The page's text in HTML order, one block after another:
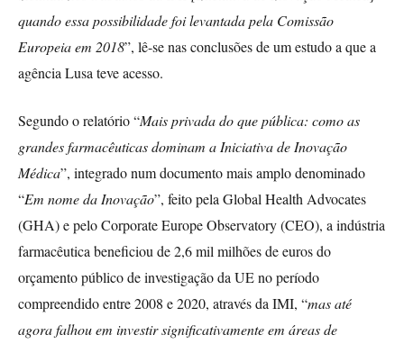
quando essa possibilidade foi levantada pela Comissão
Europeia em 2018”, lê-se nas conclusões de um estudo a que a
agência Lusa teve acesso.
Segundo o relatório “Mais privada do que pública: como as
grandes farmacêuticas dominam a Iniciativa de Inovação
Médica”, integrado num documento mais amplo denominado
“Em nome da Inovação”, feito pela Global Health Advocates
(GHA) e pelo Corporate Europe Observatory (CEO), a indústria
farmacêutica beneficiou de 2,6 mil milhões de euros do
orçamento público de investigação da UE no período
compreendido entre 2008 e 2020, através da IMI, “mas até
agora falhou em investir significativamente em áreas de